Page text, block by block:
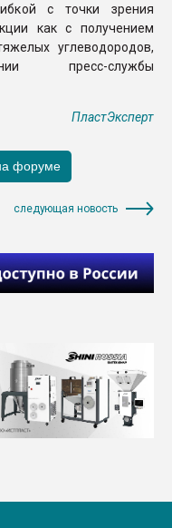
с точки зрения
как с получением
углеводородов,
пресс-службы
ПластЭксперт
следующая новость